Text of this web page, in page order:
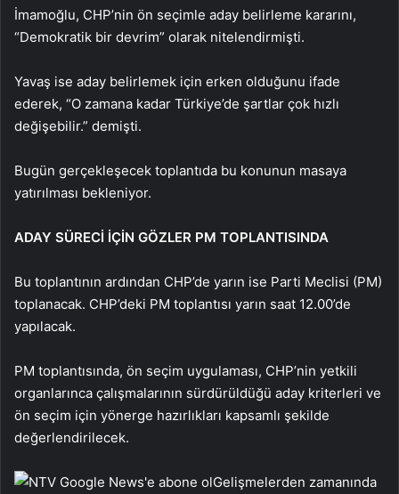
İmamoğlu, CHP’nin ön seçimle aday belirleme kararını,
“Demokratik bir devrim” olarak nitelendirmişti.
Yavaş ise aday belirlemek için erken olduğunu ifade
ederek, “O zamana kadar Türkiye’de şartlar çok hızlı
değişebilir.” demişti.
Bugün gerçekleşecek toplantıda bu konunun masaya
yatırılması bekleniyor.
ADAY SÜRECİ İÇİN GÖZLER PM TOPLANTISINDA
Bu toplantının ardından CHP’de yarın ise Parti Meclisi (PM)
toplanacak. CHP’deki PM toplantısı yarın saat 12.00’de
yapılacak.
PM toplantısında, ön seçim uygulaması, CHP’nin yetkili
organlarınca çalışmalarının sürdürüldüğü aday kriterleri ve
ön seçim için yönerge hazırlıkları kapsamlı şekilde
değerlendirilecek.
Gelişmelerden zamanında